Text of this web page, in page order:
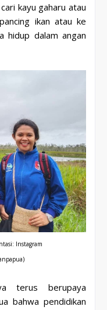
kayu gaharu atau
ikan atau ke
hidup dalam angan
Instagram
terus berupaya
bahwa pendidikan